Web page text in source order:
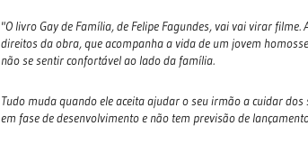
"O livro Gay de Família, de Felipe Fagundes, vai vai virar
direitos da obra, que acompanha a vida de um jovem
não se sentir confortável ao lado da família.
Tudo muda quando ele aceita ajudar o seu irmão a cuidar dos
em fase de desenvolvimento e não tem previsão de